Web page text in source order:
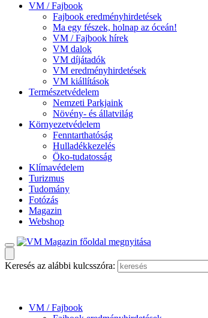
VM / Fajbook
Fajbook eredményhirdetések
Ma egy fészek, holnap az óceán!
VM / Fajbook hírek
VM dalok
VM díjátadók
VM eredményhirdetések
VM kiállítások
Természetvédelem
Nemzeti Parkjaink
Növény- és állatvilág
Környezetvédelem
Fenntarthatóság
Hulladékkezelés
Öko-tudatosság
Klímavédelem
Turizmus
Tudomány
Fotózás
Magazin
Webshop
Keresés az alábbi kulcsszóra:
VM / Fajbook